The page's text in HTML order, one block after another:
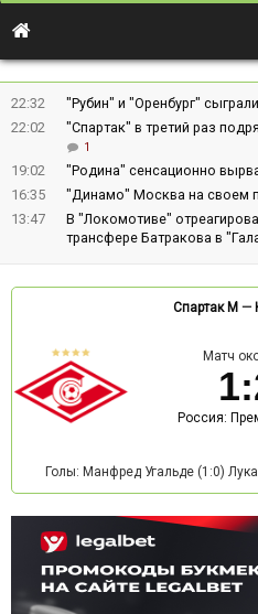
22:32
"Рубин" и "Оренбург"
22:02
"Спартак" в третий раз
1
19:02
"Родина" сенсационно
16:35
"Динамо" Москва на своем
13:47
В "Локомотиве"
трансфере Батракова в
Спартак М —
Матч
1:
Россия:
Голы: Манфред Угальде (1:0)